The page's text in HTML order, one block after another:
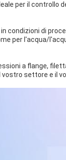
per il controllo
condizioni di
per l'acqua/
a flange,
settore e il